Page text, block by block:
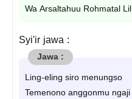
Wa Arsaltahuu Rohmatal
Syi'ir jawa :
Ling-eling siro menungso
Temenono anggonmu ngaji